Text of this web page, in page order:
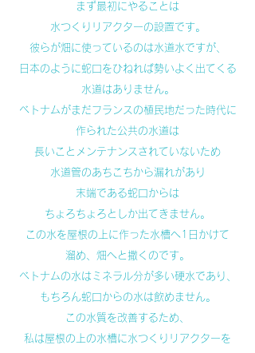
まず最初にやることは
水つくりリアクターの設置です。
彼らが畑に使っているのは水道水ですが、
日本のように蛇口をひねれば勢いよく出てくる
水道はありません。
ベトナムがまだフランスの植民地だった時代に
作られた公共の水道は
長いことメンテナンスされていないため
水道管のあちこちから漏れがあり
末端である蛇口からは
ちょろちょろとしか出てきません。
この水を屋根の上に作った水槽へ1日かけて
溜め、畑へと撒くのです。
ベトナムの水はミネラル分が多い硬水であり、
もちろん蛇口からの水は飲めません。
この水質を改善するため、
私は屋根の上の水槽に水つくりリアクターを